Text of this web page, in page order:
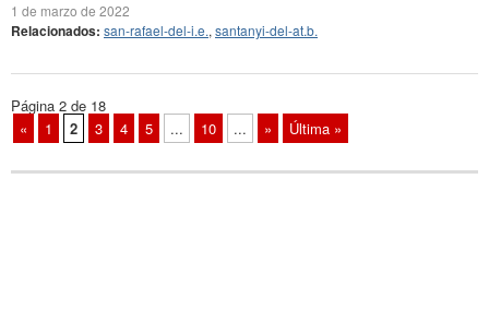
1 de marzo de 2022
Relacionados: san-rafael-del-i.e., santanyi-del-at.b.
Página 2 de 18
«
1 2 3 4 5 ... 10 ... » Última »